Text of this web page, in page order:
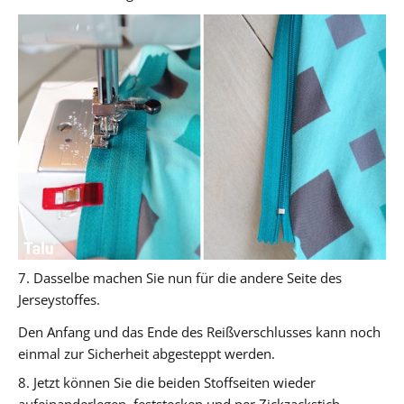
7. Dasselbe machen Sie nun für die andere Seite des
Jerseystoffes.
Den Anfang und das Ende des Reißverschlusses kann noch
einmal zur Sicherheit abgesteppt werden.
8. Jetzt können Sie die beiden Stoffseiten wieder